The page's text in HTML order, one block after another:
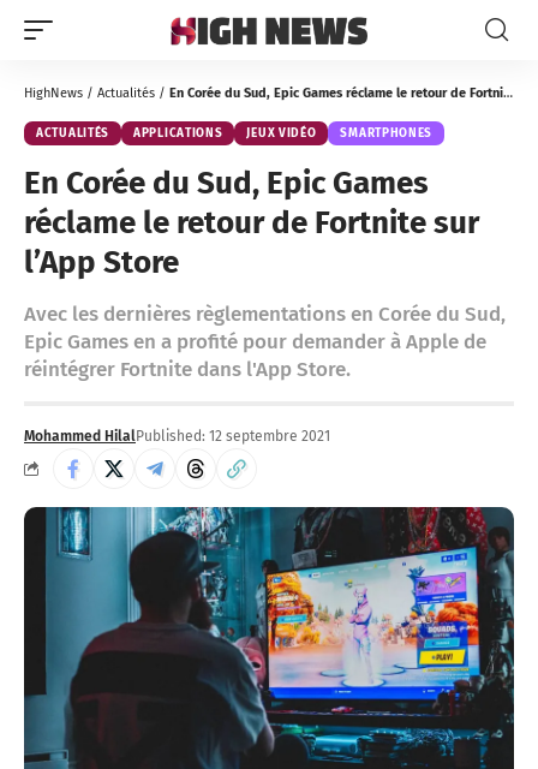
HighNews / Actualités / En Corée du Sud, Epic Games réclame le retour de Fortnite sur l’App Store
ACTUALITÉS APPLICATIONS JEUX VIDÉO SMARTPHONES
En Corée du Sud, Epic Games
réclame le retour de Fortnite sur
l’App Store
Avec les dernières règlementations en Corée du Sud,
Epic Games en a profité pour demander à Apple de
réintégrer Fortnite dans l'App Store.
Mohammed HilalPublished: 12 septembre 2021